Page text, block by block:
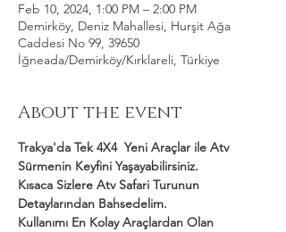
Feb 10, 2024, 1:00 PM – 2:00 PM
Demirköy, Deniz Mahallesi, Hurşit Ağa
Caddesi No 99, 39650
İğneada/Demirköy/Kırklareli, Türkiye
About the event
Trakya'da Tek 4X4  Yeni Araçlar ile Atv
Sürmenin Keyfini Yaşayabilirsiniz.
Kısaca Sizlere Atv Safari Turunun
Detaylarından Bahsedelim.
Kullanımı En Kolay Araçlardan Olan